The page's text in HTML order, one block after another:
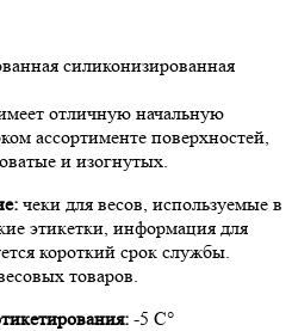
силиконизированная
отличную начальную
ассортименте поверхностей,
и изогнутых.
чеки для весов, используемые в
этикетки, информация для
короткий срок службы.
товаров.
-5 С°